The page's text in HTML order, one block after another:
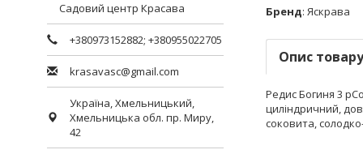
Бренд: Яскрава
Опис товару
Редис Богиня 3
циліндричний,
соковита,
Садовий центр Красава
+380973152882; +380955022705
krasavasc@gmail.com
Україна,Хмельницький,
Хмельницька обл. пр. Миру,
42